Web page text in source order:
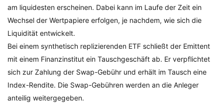
am liquidesten erscheinen. Dabei kann im Laufe der Zeit ein
Wechsel der Wertpapiere erfolgen, je nachdem, wie sich die
Liquidität entwickelt.
Bei einem synthetisch replizierenden ETF schließt der Emittent
mit einem Finanzinstitut ein Tauschgeschäft ab. Er verpflichtet
sich zur Zahlung der Swap-Gebühr und erhält im Tausch eine
Index-Rendite. Die Swap-Gebühren werden an die Anleger
anteilig weitergegeben.